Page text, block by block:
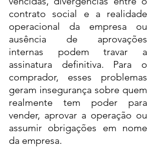
contrato social e a realidade
operacional da empresa ou
ausência de aprovações
internas podem travar a
assinatura definitiva. Para o
comprador, esses problemas
geram insegurança sobre quem
realmente tem poder para
vender, aprovar a operação ou
assumir obrigações em nome
da empresa.